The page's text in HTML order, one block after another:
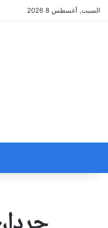
السبت, أغسطس 8 2026